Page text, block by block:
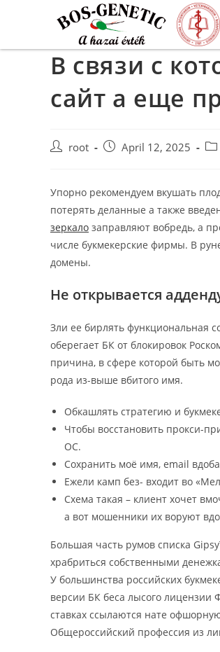
В связи с
сайт а еще
root April 12, 2025
Упорно рекомендуем вкушать
потерять деланные а также
зеркало заправляют вобредь, а
числе букмекерские фирмы. В
домены.
Не открывается
Зли ее бирлять функциональная
оберегает БК от блокировок
причина, в сфере которой быть
рода из-выше вбитого имя.
Обкашлять стратегию и
Чтобы восстановить прокси-
ОС.
Сохранить моё имя, email
Ежели камп без- входит во
Схема такая – клиент хочет
а вот мошенники их воруют
Большая часть румов списка
храбриться собственными
У большинства российских
версии БК беса лысого лицензии
ставках ссылаются нате
Общероссийский профессия из